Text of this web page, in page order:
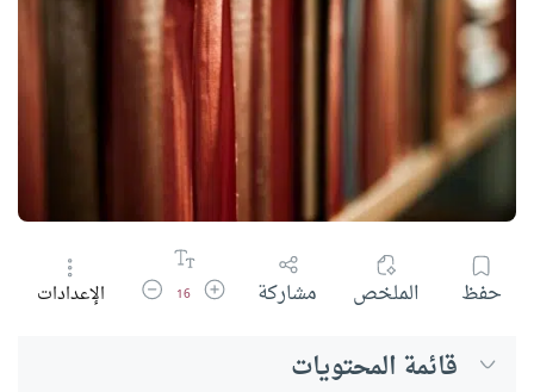
حفظ الملخص مشاركة زيادة حجم الخط
16 تقليل حجم الخط
الإعدادات
قائمة المحتويات